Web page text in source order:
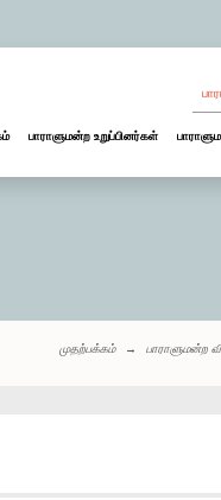
பாராளுமன்ற உறுப்பினர்கள்
முதற்பக்கம் பாராளுமன்ற